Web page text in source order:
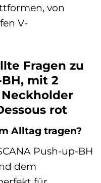
von
V-
Fragen zu
mit 2
rot
Alltag tragen?
Push-up-BH
dem